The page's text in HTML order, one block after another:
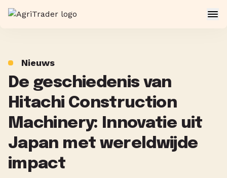
Nieuws
De geschiedenis van
Hitachi Construction
Machinery: Innovatie uit
Japan met wereldwijde
impact